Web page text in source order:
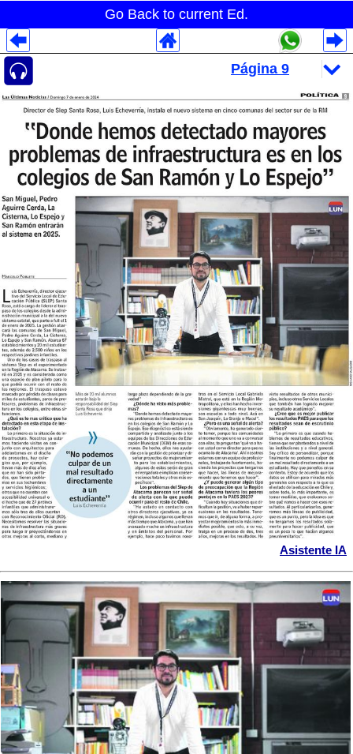
Go Back to current Ed.
Asistente IA
Despliegues Analytics
Despliegues Totales
Despliegues por Rubros